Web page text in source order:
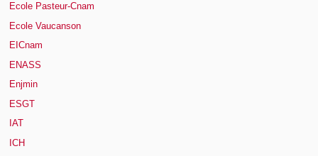
Ecole Pasteur-Cnam
Ecole Vaucanson
EICnam
ENASS
Enjmin
ESGT
IAT
ICH